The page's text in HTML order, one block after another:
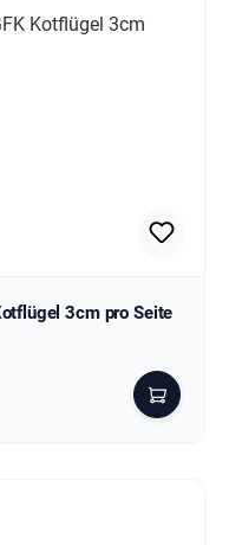
3cm pro Seite